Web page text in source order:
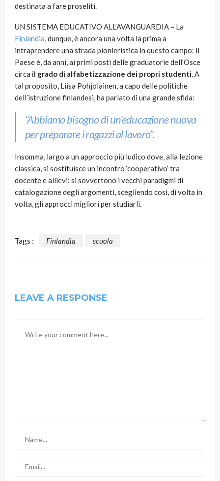
destinata a fare proseliti.
UN SISTEMA EDUCATIVO ALL’AVANGUARDIA – La
Finlandia, dunque, è ancora una volta la prima a
intraprendere una strada pionieristica in questo campo: il
Paese è, da anni, ai primi posti delle graduatorie dell’Osce
circa il grado di alfabetizzazione dei propri studenti.A
tal proposito, Liisa Pohjolainen, a capo delle politiche
dell’istruzione finlandesi, ha parlato di una grande sfida:
“Abbiamo bisogno di un’educazione nuova
per preparare i ragazzi al lavoro”.
Insomma, largo a un approccio più ludico dove, alla lezione
classica, si sostituisce un incontro ‘cooperativo’ tra
docente e allievi: si sovvertono i vecchi paradigmi di
catalogazione degli argomenti, scegliendo così, di volta in
volta, gli approcci migliori per studiarli.
Tags : Finlandia scuola
LEAVE A RESPONSE